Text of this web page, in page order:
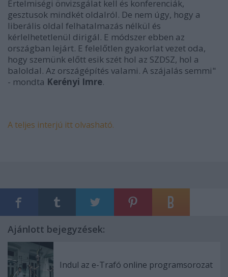
Értelmiségi önvizsgálat kell és konferenciák,
gesztusok mindkét oldalról. De nem úgy, hogy a
liberális oldal felhatalmazás nélkül és
kérlelhetetlenül dirigál. E módszer ebben az
országban lejárt. E felelőtlen gyakorlat vezet oda,
hogy szemünk előtt esik szét hol az SZDSZ, hol a
baloldal. Az országépítés valami. A szájalás semmi"
- mondta Kerényi Imre.
A teljes interjú itt olvasható.
Ajánlott bejegyzések:
Indul az e-Trafó online programsorozat